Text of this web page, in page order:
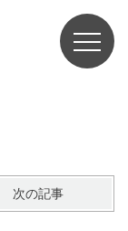
次の記事